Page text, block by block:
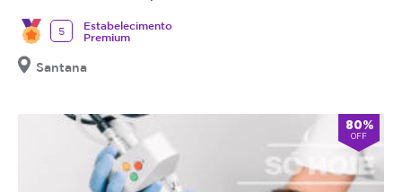
5
Estabelecimento
Premium
Santana
80%
OFF